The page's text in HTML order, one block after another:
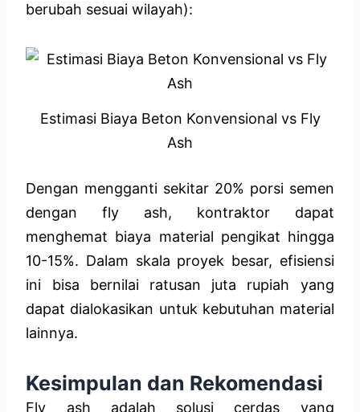
berubah sesuai wilayah):
Estimasi Biaya Beton Konvensional vs Fly
Ash
Dengan mengganti sekitar 20% porsi semen
dengan fly ash, kontraktor dapat
menghemat biaya material pengikat hingga
10-15%. Dalam skala proyek besar, efisiensi
ini bisa bernilai ratusan juta rupiah yang
dapat dialokasikan untuk kebutuhan material
lainnya.
Kesimpulan dan Rekomendasi
Fly ash adalah solusi cerdas yang